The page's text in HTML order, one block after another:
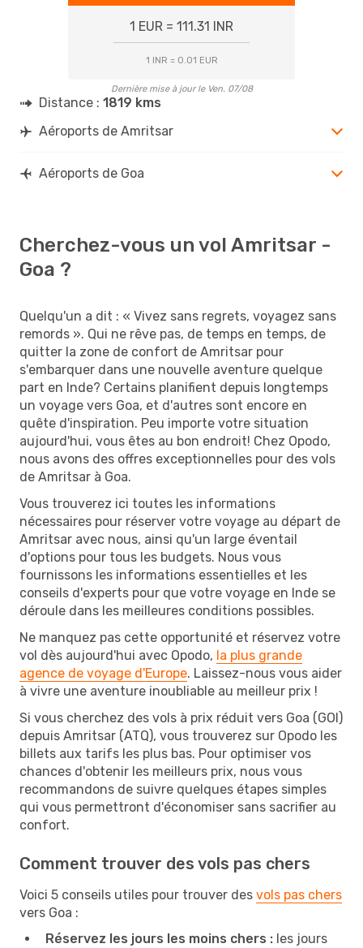
1 EUR = 111.31 INR
1 INR = 0.01 EUR
Dernière mise à jour le Ven. 07/08
Distance : 1819 kms
Aéroports de Amritsar
Aéroports de Goa
Cherchez-vous un vol Amritsar -
Goa ?
Quelqu'un a dit : « Vivez sans regrets, voyagez sans
remords ». Qui ne rêve pas, de temps en temps, de
quitter la zone de confort de Amritsar pour
s'embarquer dans une nouvelle aventure quelque
part en Inde? Certains planifient depuis longtemps
un voyage vers Goa, et d'autres sont encore en
quête d'inspiration. Peu importe votre situation
aujourd'hui, vous êtes au bon endroit! Chez Opodo,
nous avons des offres exceptionnelles pour des vols
de Amritsar à Goa.
Vous trouverez ici toutes les informations
nécessaires pour réserver votre voyage au départ de
Amritsar avec nous, ainsi qu'un large éventail
d'options pour tous les budgets. Nous vous
fournissons les informations essentielles et les
conseils d'experts pour que votre voyage en Inde se
déroule dans les meilleures conditions possibles.
Ne manquez pas cette opportunité et réservez votre
vol dès aujourd'hui avec Opodo, la plus grande
agence de voyage d'Europe. Laissez-nous vous aider
à vivre une aventure inoubliable au meilleur prix !
Si vous cherchez des vols à prix réduit vers Goa (GOI)
depuis Amritsar (ATQ), vous trouverez sur Opodo les
billets aux tarifs les plus bas. Pour optimiser vos
chances d'obtenir les meilleurs prix, nous vous
recommandons de suivre quelques étapes simples
qui vous permettront d'économiser sans sacrifier au
confort.
Comment trouver des vols pas chers
Voici 5 conseils utiles pour trouver des vols pas chers
vers Goa :
Réservez les jours les moins chers : les jours